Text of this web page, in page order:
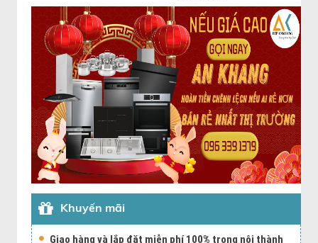
Khuyến mãi
Giao hàng và lắp đặt miễn phí 100% trong nội thành